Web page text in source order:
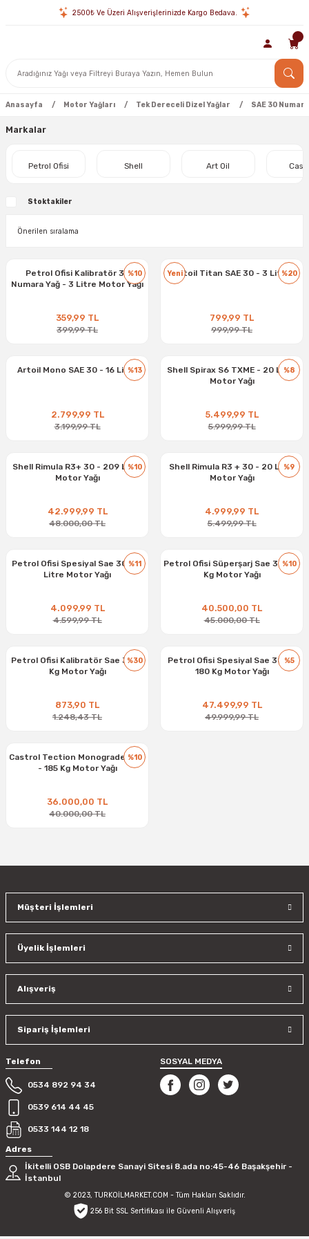
2500₺ Ve Üzeri Alışverişlerinizde Kargo Bedava.
Anasayfa Motor Yağları Tek Dereceli Dizel Yağlar SAE 30
Markalar
Petrol Ofisi Shell Art Oil
Stoktakiler
%10
Petrol Ofisi Kalibratör 30
Numara Yağ - 3 Litre Motor Yağı
359,99 TL
399,99 TL
%20
YeniArtoil Titan SAE 30 - 3 Litre
799,99 TL
999,99 TL
%13
Artoil Mono SAE 30 - 16 Litre
2.799,99 TL
3.199,99 TL
%8
Shell Spirax S6 TXME - 20 Litre
Motor Yağı
5.499,99 TL
5.999,99 TL
%10
Shell Rimula R3+ 30 - 209 Litre
Motor Yağı
42.999,99 TL
48.000,00 TL
%9
Shell Rimula R3 + 30 - 20 Litre
Motor Yağı
4.999,99 TL
5.499,99 TL
%11
Petrol Ofisi Spesiyal Sae 30 - 15
Litre Motor Yağı
4.099,99 TL
4.599,99 TL
%10
Petrol Ofisi Süperşarj Sae 30 180
Kg Motor Yağı
40.500,00 TL
45.000,00 TL
%30
Petrol Ofisi Kalibratör Sae 30 15
Kg Motor Yağı
873,90 TL
1.248,43 TL
%5
Petrol Ofisi Spesiyal Sae 30W -
180 Kg Motor Yağı
47.499,99 TL
49.999,99 TL
%10
Castrol Tection Monograde 30W
- 185 Kg Motor Yağı
36.000,00 TL
40.000,00 TL
Müşteri İşlemleri
Üyelik İşlemleri
Alışveriş
Sipariş İşlemleri
Telefon
0534 892 94 34
0539 614 44 45
0533 144 12 18
SOSYAL MEDYA
Adres
İkitelli OSB Dolapdere Sanayi Sitesi 8.ada no:45-46 Başakşehir -
İstanbul
© 2023, TURKOİLMARKET.COM - Tüm Hakları Saklıdır.
256 Bit SSL Sertifikası ile Güvenli Alışveriş